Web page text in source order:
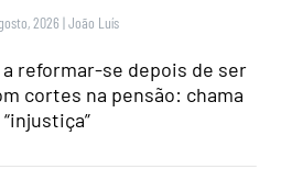
2026 |João Luís
reformar-se depois de ser
cortes na pensão: chama